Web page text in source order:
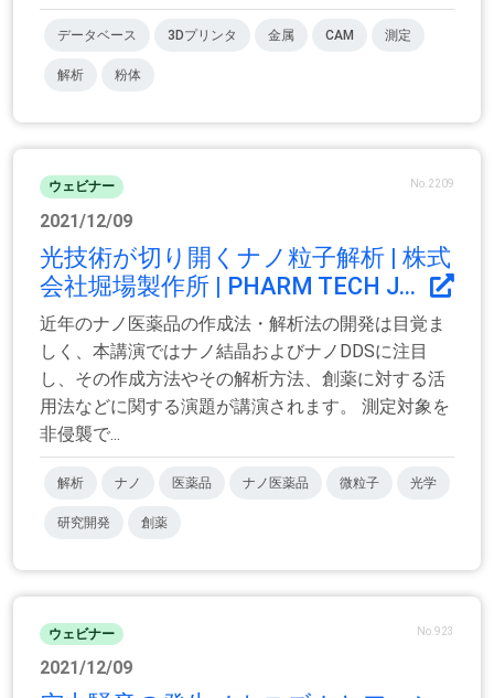
データベース 3Dプリンタ 金属 CAM 測定
解析 粉体
ウェビナー No.2209
2021/12/09
光技術が切り開くナノ粒子解析 | 株式
会社堀場製作所 | PHARM TECH J...
近年のナノ医薬品の作成法・解析法の開発は目覚ま
しく、本講演ではナノ結晶およびナノDDSに注目
し、その作成方法やその解析方法、創薬に対する活
用法などに関する演題が講演されます。 測定対象を
非侵襲で...
解析 ナノ 医薬品 ナノ医薬品 微粒子 光学
研究開発 創薬
ウェビナー No.923
2021/12/09